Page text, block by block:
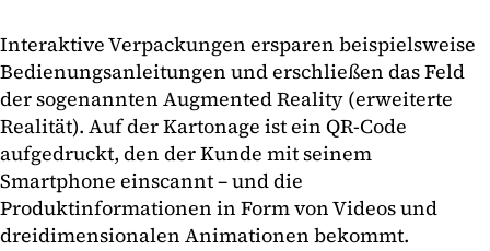
Interaktive Verpackungen ersparen beispielsweise
Bedienungsanleitungen und erschließen das Feld
der sogenannten Augmented Reality (erweiterte
Realität). Auf der Kartonage ist ein QR-Code
aufgedruckt, den der Kunde mit seinem
Smartphone einscannt – und die
Produktinformationen in Form von Videos und
dreidimensionalen Animationen bekommt.